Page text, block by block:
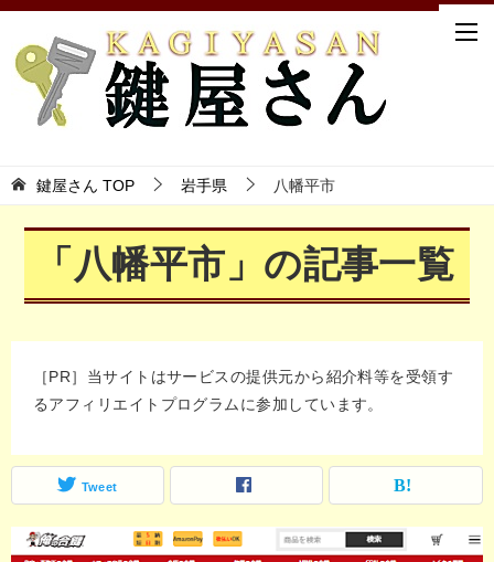
鍵屋さん TOP 岩手県 八幡平市
「八幡平市」の記事一覧
［PR］当サイトはサービスの提供元から紹介料等を受領す
るアフィリエイトプログラムに参加しています。
Tweet